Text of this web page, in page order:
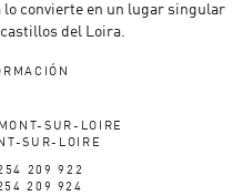
convierte en un lugar singular
del Loira.
SUR-LOIRE
SUR-LOIRE
209 922
209 924